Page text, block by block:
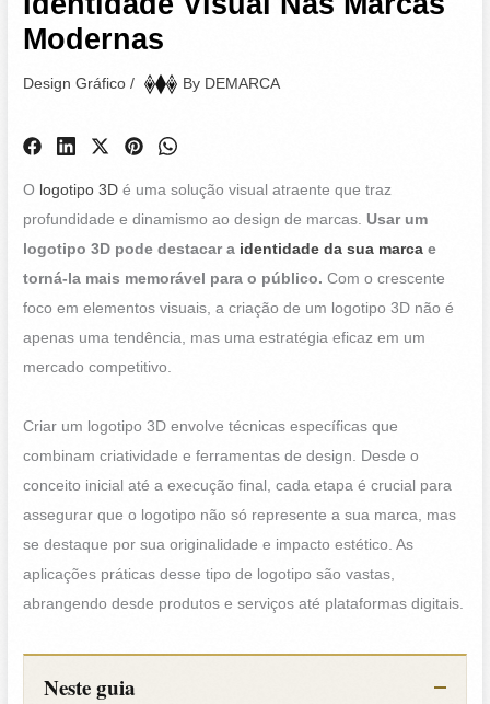
Modernas
Design Gráfico / By DEMARCA
O logotipo 3D é uma solução visual atraente que traz
profundidade e dinamismo ao design de marcas. Usar um
logotipo 3D pode destacar a identidade da sua marca e
torná-la mais memorável para o público. Com o crescente
foco em elementos visuais, a criação de um logotipo 3D não é
apenas uma tendência, mas uma estratégia eficaz em um
mercado competitivo.
Criar um logotipo 3D envolve técnicas específicas que
combinam criatividade e ferramentas de design. Desde o
conceito inicial até a execução final, cada etapa é crucial para
assegurar que o logotipo não só represente a sua marca, mas
se destaque por sua originalidade e impacto estético. As
aplicações práticas desse tipo de logotipo são vastas,
abrangendo desde produtos e serviços até plataformas digitais.
Neste guia